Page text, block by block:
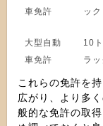
車免許
ック
大型自動
車免許
10
ラッ
これらの免許を
広がり、より多
般的な免許の取